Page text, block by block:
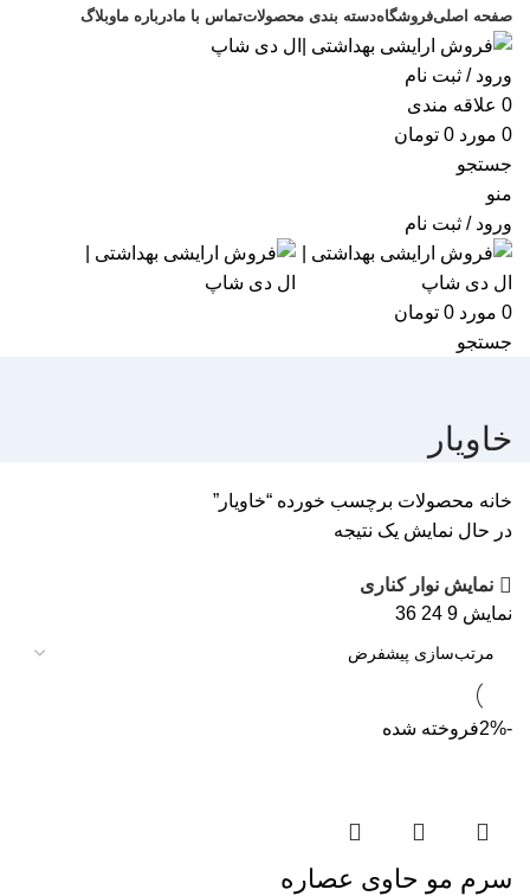
صفحه اصلیفروشگاهدسته بندی محصولاتتماس با مادرباره ماوبلاگ
ورود / ثبت نام
0 علاقه مندی
0 مورد 0 تومان
جستجو
منو
ورود / ثبت نام
0 مورد 0 تومان
جستجو
خاویار
خانه محصولات برچسب خورده “خاویار”
در حال نمایش یک نتیجه
نمایش نوار کناری
نمایش 9
24
36
-2% فروخته شده
سرم مو حاوی عصاره